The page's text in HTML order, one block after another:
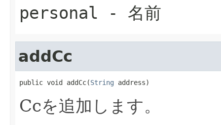
personal - 名前
addCc
public void addCc(String address)
Ccを追加します。